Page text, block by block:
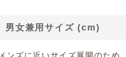
男女兼用サイズ (cm)
メンズに近いサイズ展開のため